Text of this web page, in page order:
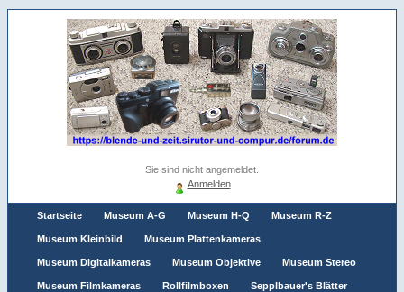
Sie sind nicht angemeldet.
Anmelden
Startseite Museum A-G Museum H-Q Museum R-Z
Museum Kleinbild Museum Plattenkameras
Museum Digitalkameras Museum Objektive Museum Stereo
Museum Filmkameras Rollfilmboxen Sepplbauer's Blätter